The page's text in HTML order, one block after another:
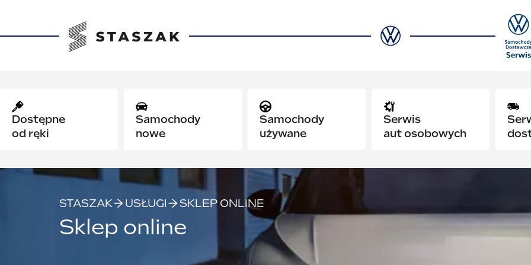
Samochody
nowe
Samochody
używane
Serwis
aut osobowych
Serwis aut
dostawczych
STASZAK USŁUGI SKLEP ONLINE
Sklep online